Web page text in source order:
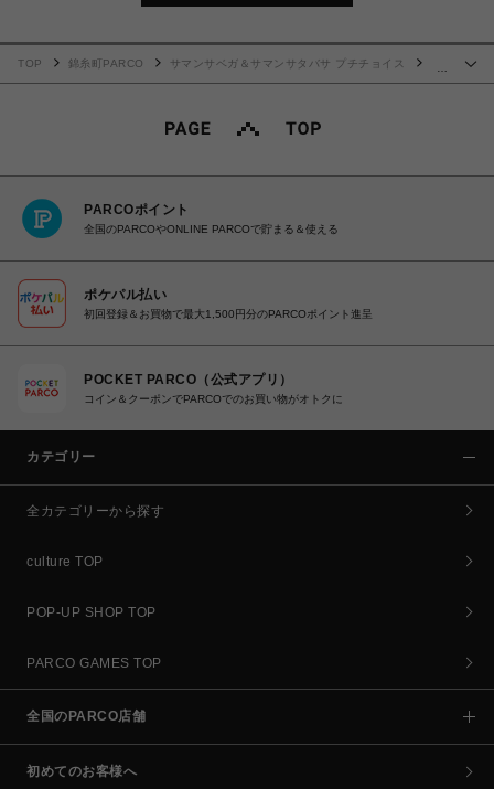
TOP 錦糸町PARCO
サマンサベガ＆サマンサタバサ プチチョイス
PARCOポイント
全国のPARCOやONLINE PARCOで貯まる＆使える
ポケパル払い
初回登録＆お買物で最大1,500円分のPARCOポイント進呈
POCKET PARCO（公式アプリ）
コイン＆クーポンでPARCOでのお買い物がオトクに
カテゴリー
全カテゴリーから探す
culture TOP
POP-UP SHOP TOP
PARCO GAMES TOP
全国のPARCO店舗
初めてのお客様へ